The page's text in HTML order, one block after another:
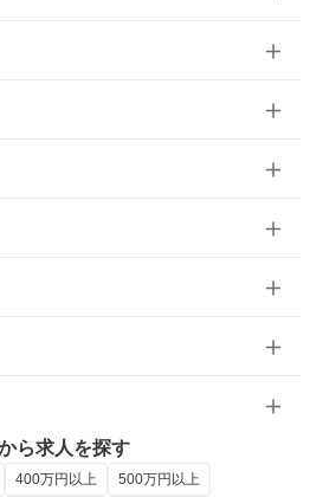
ら求人を探す
400万円以上 500万円以上